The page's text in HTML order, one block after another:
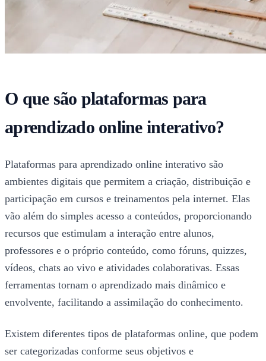
O que são plataformas para
aprendizado online interativo?
Plataformas para aprendizado online interativo são
ambientes digitais que permitem a criação, distribuição e
participação em cursos e treinamentos pela internet. Elas
vão além do simples acesso a conteúdos, proporcionando
recursos que estimulam a interação entre alunos,
professores e o próprio conteúdo, como fóruns, quizzes,
vídeos, chats ao vivo e atividades colaborativas. Essas
ferramentas tornam o aprendizado mais dinâmico e
envolvente, facilitando a assimilação do conhecimento.
Existem diferentes tipos de plataformas online, que podem
ser categorizadas conforme seus objetivos e